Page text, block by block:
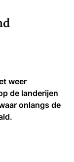
weer
de landerijen
onlangs de